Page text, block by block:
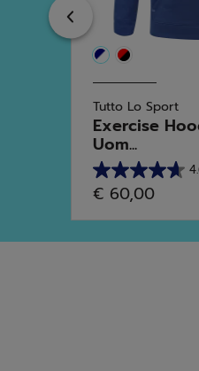
Previous
Tutto Lo Sport
Exercise
Uom...
4.6
su
5
stelle.
€ 60,00